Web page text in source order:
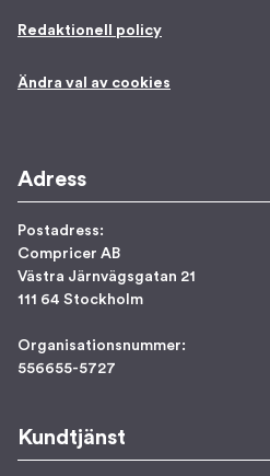
Redaktionell policy
Ändra val av cookies
Adress
Postadress:
Compricer AB
Västra Järnvägsgatan 21
111 64 Stockholm
Organisationsnummer:
556655-5727
Kundtjänst